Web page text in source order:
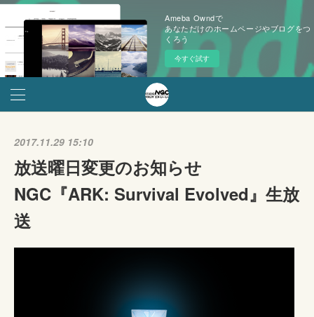
Ameba Owndで
あなただけのホームページやブログをつ
くろう
今すぐ試す
2017.11.29 15:10
放送曜日変更のお知らせ
NGC『ARK: Survival Evolved』生放
送